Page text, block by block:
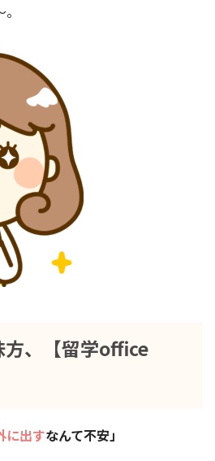
、
【留学office
に出すなんて不安」